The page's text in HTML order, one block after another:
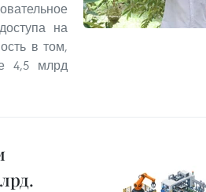
на
в том,
4,5 млрд